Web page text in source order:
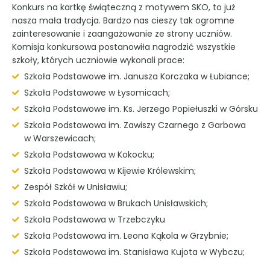
Konkurs na kartkę świąteczną z motywem SKO, to już
nasza mała tradycja. Bardzo nas cieszy tak ogromne
zainteresowanie i zaangażowanie ze strony uczniów.
Komisja konkursowa postanowiła nagrodzić wszystkie
szkoły, których uczniowie wykonali prace:
Szkoła Podstawowe im. Janusza Korczaka w Łubiance;
Szkoła Podstawowe w Łysomicach;
Szkoła Podstawowe im. Ks. Jerzego Popiełuszki w Górsku
Szkoła Podstawowa im. Zawiszy Czarnego z Garbowa
w Warszewicach;
Szkoła Podstawowa w Kokocku;
Szkoła Podstawowa w Kijewie Królewskim;
Zespół Szkół w Unisławiu;
Szkoła Podstawowa w Brukach Unisławskich;
Szkoła Podstawowa w Trzebczyku
Szkoła Podstawowa im. Leona Kąkola w Grzybnie;
Szkoła Podstawowa im. Stanisława Kujota w Wybczu;